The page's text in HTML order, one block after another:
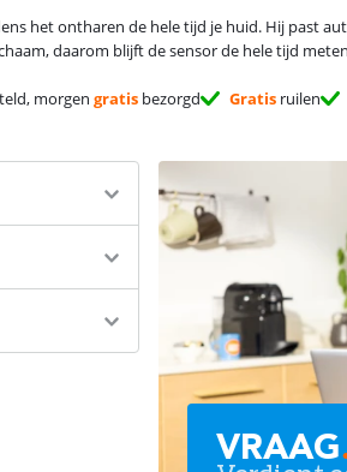
het ontharen de hele tijd je huid. Hij past
daarom blijft de sensor de hele tijd
morgen gratis bezorgd Gratis ruilen
VRAAG